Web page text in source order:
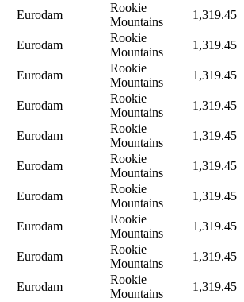
Eurodam
Rookie
Mountains
1,319.45
Eurodam
Rookie
Mountains
1,319.45
Eurodam
Rookie
Mountains
1,319.45
Eurodam
Rookie
Mountains
1,319.45
Eurodam
Rookie
Mountains
1,319.45
Eurodam
Rookie
Mountains
1,319.45
Eurodam
Rookie
Mountains
1,319.45
Eurodam
Rookie
Mountains
1,319.45
Eurodam
Rookie
Mountains
1,319.45
Eurodam
Rookie
Mountains
1,319.45